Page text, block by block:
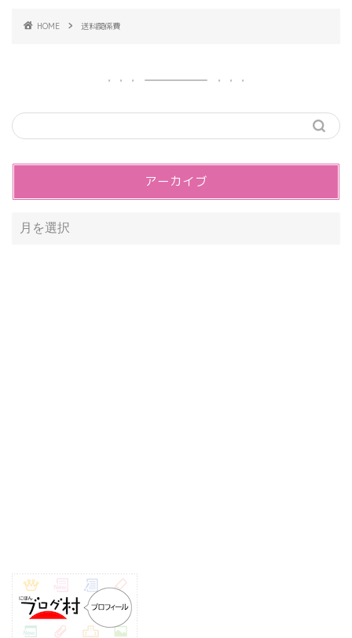
HOME 送料関係費
アーカイブ